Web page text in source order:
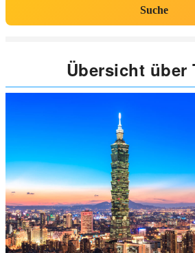
Suche
Übersicht über